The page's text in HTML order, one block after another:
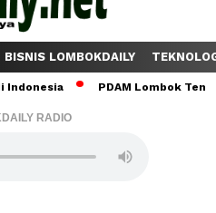
BISNIS LOMBOKDAILY
PDAM Lombok Tengah
RADIO